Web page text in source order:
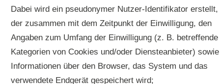
Dabei wird ein pseudonymer Nutzer-Identifikator erstellt,
der zusammen mit dem Zeitpunkt der Einwilligung, den
Angaben zum Umfang der Einwilligung (z. B. betreffende
Kategorien von Cookies und/oder Diensteanbieter) sowie
Informationen über den Browser, das System und das
verwendete Endgerät gespeichert wird;